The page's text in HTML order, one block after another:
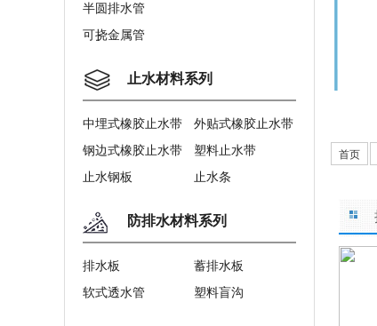
半圆排水管
可挠金属管
止水材料系列
中埋式橡胶止水带
外贴式橡胶止水带
钢边式橡胶止水带
塑料止水带
止水钢板
止水条
防排水材料系列
排水板
蓄排水板
软式透水管
塑料盲沟
首页